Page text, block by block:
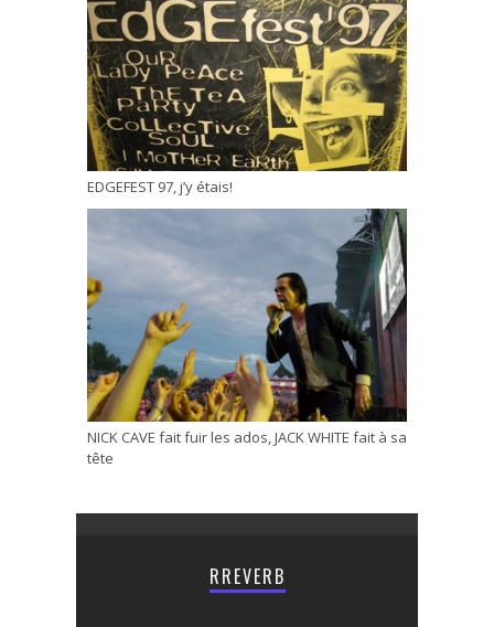
EDGEFEST 97, j’y étais!
NICK CAVE fait fuir les ados, JACK WHITE fait à sa
tête
RREVERB